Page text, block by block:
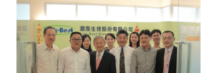
運動賽事
歷年新聞
專業證書
防蚊產品
醫美產品
牙科產品
搜索